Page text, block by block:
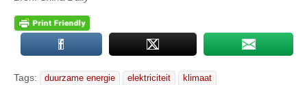
Tags: duurzame energie elektriciteit klimaat